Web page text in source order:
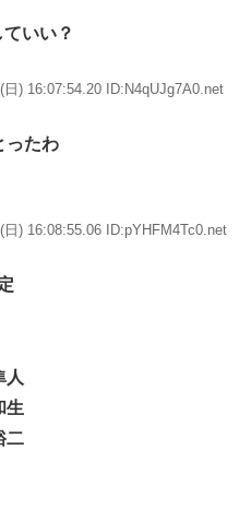
いい？
日) 16:07:54.20 ID:N4qUJg7A0.net
ったわ
日) 16:08:55.06 ID:pYHFM4Tc0.net
人
生
二